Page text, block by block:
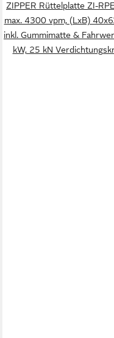
ZIPPER Rüttelplatte ZI-
max. 4300 vpm, (LxB)
inkl. Gummimatte &
kW, 25 kN